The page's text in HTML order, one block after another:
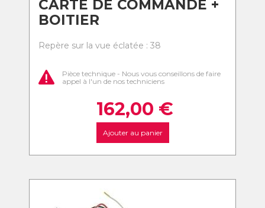
CARTE DE COMMANDE +
BOITIER
Repère sur la vue éclatée : 38
Pièce technique - Nous vous conseillons de faire
appel à l'un de nos techniciens
162,00 €
Ajouter au panier